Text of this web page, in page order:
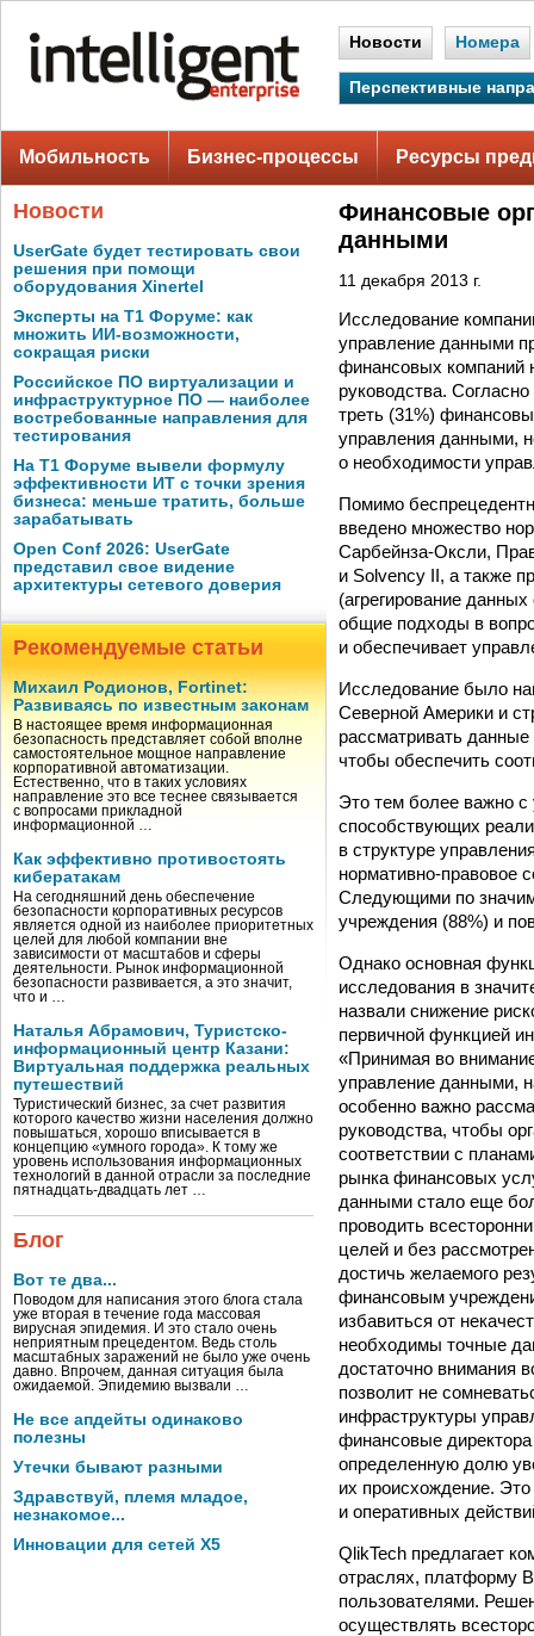
Новости Номера
Перспективные
Мобильность Бизнес-процессы Ресурсы
Новости
UserGate будет тестировать свои
решения при помощи
оборудования Xinertel
Эксперты на Т1 Форуме: как
множить ИИ-возможности,
сокращая риски
Российское ПО виртуализации и
инфраструктурное ПО — наиболее
востребованные направления для
тестирования
На Т1 Форуме вывели формулу
эффективности ИТ с точки зрения
бизнеса: меньше тратить, больше
зарабатывать
Open Conf 2026: UserGate
представил свое видение
архитектуры сетевого доверия
Рекомендуемые статьи
Михаил Родионов, Fortinet:
Развиваясь по известным законам
В настоящее время информационная
безопасность представляет собой вполне
самостоятельное мощное направление
корпоративной автоматизации.
Естественно, что в таких условиях
направление это все теснее связывается
с вопросами прикладной
информационной …
Как эффективно противостоять
кибератакам
На сегодняшний день обеспечение
безопасности корпоративных ресурсов
является одной из наиболее приоритетных
целей для любой компании вне
зависимости от масштабов и сферы
деятельности. Рынок информационной
безопасности развивается, а это значит,
что и …
Наталья Абрамович, Туристско-
информационный центр Казани:
Виртуальная поддержка реальных
путешествий
Туристический бизнес, за счет развития
которого качество жизни населения должно
повышаться, хорошо вписывается в
концепцию «умного города». К тому же
уровень использования информационных
технологий в данной отрасли за последние
пятнадцать-двадцать лет …
Блог
Вот те два...
Поводом для написания этого блога стала
уже вторая в течение года массовая
вирусная эпидемия. И это стало очень
неприятным прецедентом. Ведь столь
масштабных заражений не было уже очень
давно. Впрочем, данная ситуация была
ожидаемой. Эпидемию вызвали …
Не все апдейты одинаково
полезны
Утечки бывают разными
Здравствуй, племя младое,
незнакомое...
Инновации для сетей X5
Финансовые
данными
11 декабря 2013 г.
Исследование
управление данными
финансовых компаний
руководства.
треть (31%)
управления данными,
о необходимости
Помимо
введено множество
Сарбейнза-Оксли,
и Solvency II, а также
(агрегирование
общие подходы в
и обеспечивает
Исследование было
Северной Америки и
рассматривать
чтобы обеспечить
Это тем более важно с
способствующих
в структуре
нормативно-правовое
Следующими по
учреждения (88%) и
Однако основная
исследования в
назвали снижение
первичной функцией
«Принимая во
управление данными,
особенно важно
руководства, чтобы
соответствии с
рынка финансовых
данными стало еще
проводить
целей и без
достичь желаемого
финансовым
избавиться от
необходимы точные
достаточно внимания
позволит не
инфраструктуры
финансовые
определенную долю
их происхождение.
и оперативных
QlikTech предлагает
отраслях, платформу
пользователями.
осуществлять